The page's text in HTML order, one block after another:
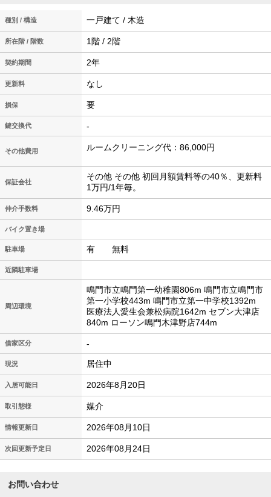
種別 / 構造 一戸建て / 木造
所在階 / 階数 1階 / 2階
契約期間 2年
更新料 なし
損保 要
鍵交換代 -
その他費用 ルームクリーニング代：86,000円
保証会社
その他 その他 初回月額賃料等の40％、更新料
1万円/1年毎。
仲介手数料 9.46万円
バイク置き場
駐車場 有 無料
近隣駐車場
周辺環境
鳴門市立鳴門第一幼稚園806m 鳴門市立鳴門市
第一小学校443m 鳴門市立第一中学校1392m
医療法人愛生会兼松病院1642m セブン大津店
840m ローソン鳴門木津野店744m
借家区分 -
現況 居住中
入居可能日 2026年8月20日
取引態様 媒介
情報更新日 2026年08月10日
次回更新予定日 2026年08月24日
お問い合わせ